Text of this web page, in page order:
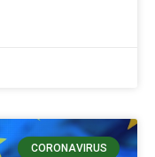
CORONAVIRUS